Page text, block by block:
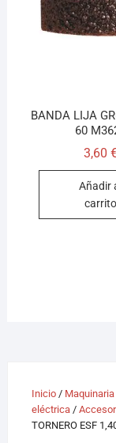
BANDA LIJA
60
3,60
Añadir
carrito
Inicio/ Maquinaria
eléctrica/
TORNERO ESF